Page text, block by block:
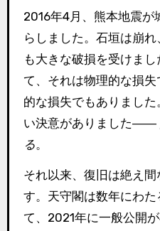
2016年4月、熊本地震が
らしました。石垣は崩
も大きな破損を受けま
て、それは物理的な損
的な損失でもありまし
い決意がありました――
る。
それ以来、復旧は絶え
す。天守閣は数年にわ
て、2021年に一般公開